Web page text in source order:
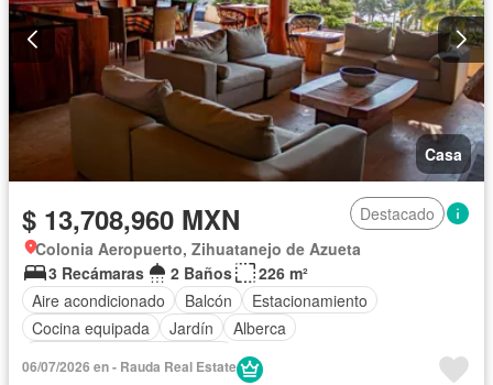
Casa
$ 13,708,960 MXN
Destacado
Colonia Aeropuerto, Zihuatanejo de Azueta
3 Recámaras
2 Baños
226 m²
Aire acondicionado
Balcón
Estacionamiento
Cocina equipada
Jardín
Alberca
06/07/2026 en - Rauda Real Estate